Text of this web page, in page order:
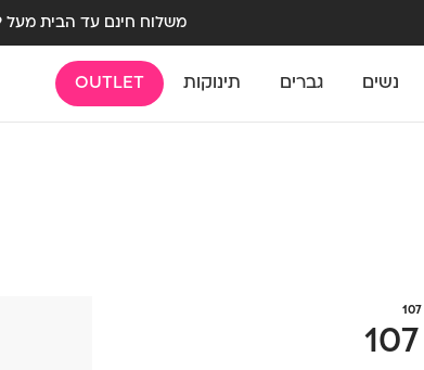
משלוח חינם עד הבית מעל 299 ש"ח
נשים גברים תינוקות OUTLET